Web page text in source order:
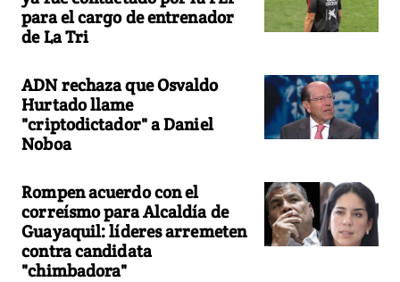
para el cargo de entrenador
de La Tri
ADN rechaza que Osvaldo
Hurtado llame
"criptodictador" a Daniel
Noboa
Rompen acuerdo con el
correísmo para Alcaldía de
Guayaquil: líderes arremeten
contra candidata
"chimbadora"